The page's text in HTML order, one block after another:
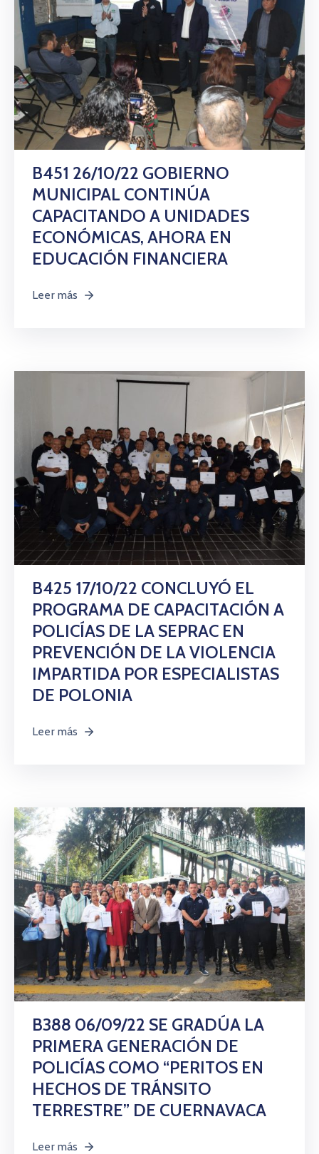
B451 26/10/22 GOBIERNO
MUNICIPAL CONTINÚA
CAPACITANDO A UNIDADES
ECONÓMICAS, AHORA EN
EDUCACIÓN FINANCIERA
Leer más
B425 17/10/22 CONCLUYÓ EL
PROGRAMA DE CAPACITACIÓN A
POLICÍAS DE LA SEPRAC EN
PREVENCIÓN DE LA VIOLENCIA
IMPARTIDA POR ESPECIALISTAS
DE POLONIA
Leer más
B388 06/09/22 SE GRADÚA LA
PRIMERA GENERACIÓN DE
POLICÍAS COMO “PERITOS EN
HECHOS DE TRÁNSITO
TERRESTRE” DE CUERNAVACA
Leer más